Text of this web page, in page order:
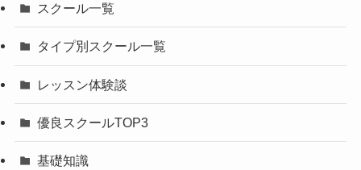
スクール一覧
タイプ別スクール一覧
レッスン体験談
優良スクールTOP3
基礎知識